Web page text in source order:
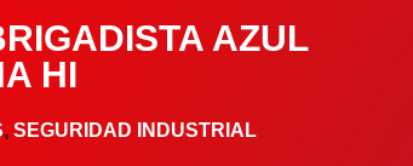
AZUL
HI
,SEGURIDAD INDUSTRIAL